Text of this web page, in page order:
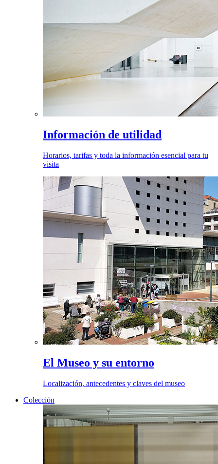
Información de utilidad
Horarios, tarifas y toda la información esencial para tu
visita
El Museo y su entorno
Localización, antecedentes y claves del museo
Colección